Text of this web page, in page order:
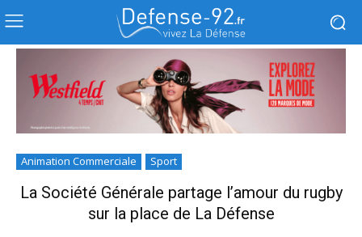
Animation Commerciale Sport
La Société Générale partage l’amour du rugby
sur la place de La Défense